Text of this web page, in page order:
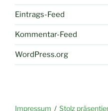
Eintrags-Feed
Kommentar-Feed
WordPress.org
Impressum Stolz